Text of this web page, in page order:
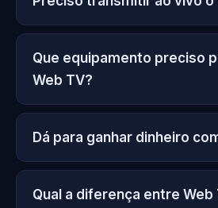
Que equipamento preciso
Web TV?
Dá para ganhar dinheiro
Qual a diferença entre Web